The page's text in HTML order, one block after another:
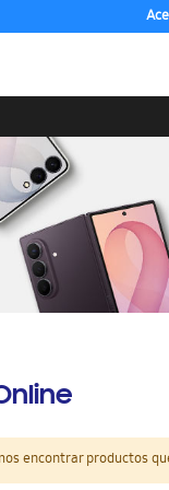
encontrar productos